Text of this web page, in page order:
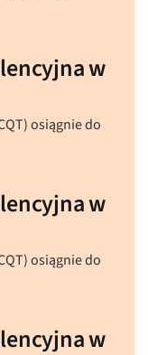
w
osiągnie do
w
osiągnie do
w